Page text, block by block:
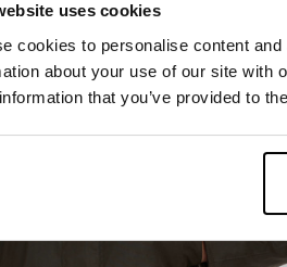
uses cookies
cookies to personalise content
about your use of our site with
that you’ve provided to